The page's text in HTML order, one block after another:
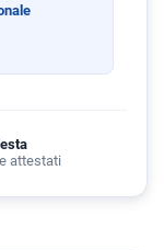
attestati